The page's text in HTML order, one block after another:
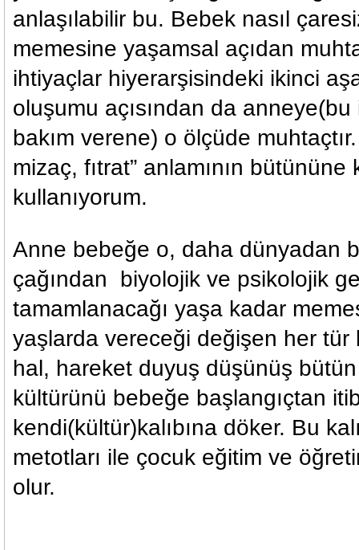
anlaşılabilir bu. Bebek nasıl
memesine yaşamsal açıdan
ihtiyaçlar hiyerarşisindeki ikinci
oluşumu açısından da
bakım verene) o ölçüde
mizaç, fıtrat” anlamının bütününe
kullanıyorum.
Anne bebeğe o, daha dünyadan
çağından biyolojik ve psikolojik
tamamlanacağı yaşa kadar
yaşlarda vereceği değişen her tür
hal, hareket duyuş düşünüş
kültürünü bebeğe başlangıçtan
kendi(kültür)kalıbına döker. Bu
metotları ile çocuk eğitim ve
olur.